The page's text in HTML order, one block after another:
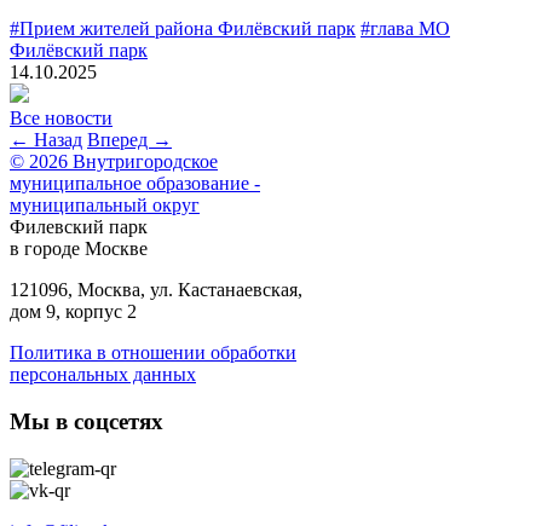
#Прием жителей района Филёвский парк #глава МО
Филёвский парк
14.10.2025
Все новости
← Назад Вперед →
© 2026 Внутригородское
муниципальное образование -
муниципальный округ
Филевский парк
в городе Москве
121096, Москва, ул. Кастанаевская,
дом 9, корпус 2
Политика в отношении обработки
персональных данных
Мы в соцсетях